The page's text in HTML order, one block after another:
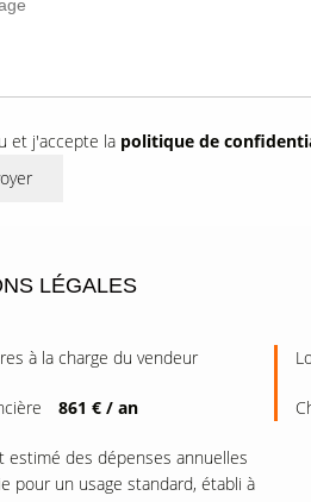
lu et j'accepte la politique de
LÉGALES
à la charge du vendeur
861 € / an
estimé des dépenses annuelles
pour un usage standard, établi à